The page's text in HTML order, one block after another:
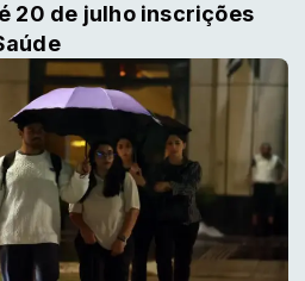
20 de julho inscrições